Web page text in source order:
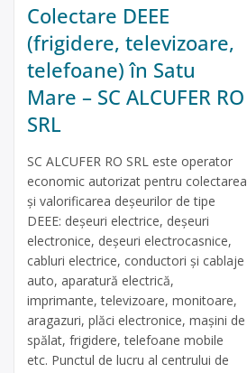
Colectare DEEE
(frigidere, televizoare,
telefoane) în Satu
Mare – SC ALCUFER RO
SRL
SC ALCUFER RO SRL este operator
economic autorizat pentru colectarea
și valorificarea deșeurilor de tipe
DEEE: deșeuri electrice, deșeuri
electronice, deșeuri electrocasnice,
cabluri electrice, conductori și cablaje
auto, aparatură electrică,
imprimante, televizoare, monitoare,
aragazuri, plăci electronice, mașini de
spălat, frigidere, telefoane mobile
etc. Punctul de lucru al centrului de